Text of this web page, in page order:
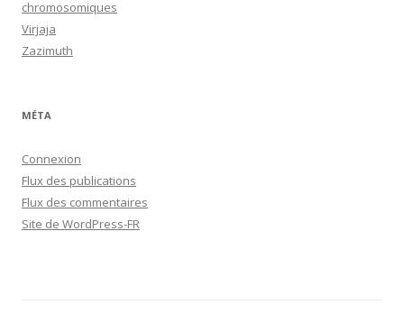
chromosomiques
Virjaja
Zazimuth
MÉTA
Connexion
Flux des publications
Flux des commentaires
Site de WordPress-FR